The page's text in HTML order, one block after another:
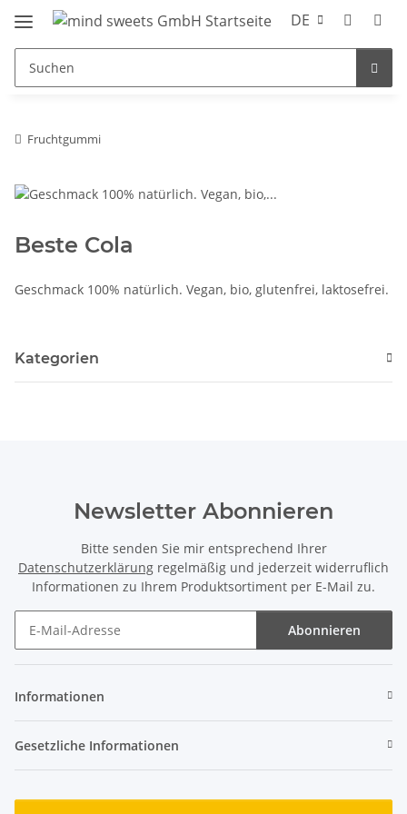
DE
Fruchtgummi
Beste Cola
Geschmack 100% natürlich. Vegan, bio, glutenfrei, laktosefrei.
Kategorien
Newsletter Abonnieren
Bitte senden Sie mir entsprechend Ihrer
Datenschutzerklärung regelmäßig und jederzeit widerruflich
Informationen zu Ihrem Produktsortiment per E-Mail zu.
Abonnieren
Informationen
Gesetzliche Informationen